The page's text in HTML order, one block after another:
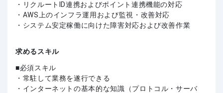
・リクルートID連携およびポイント連携機能の対応
・AWS上のインフラ運用および監視・改善対応
・システム安定稼働に向けた障害対応および改善作業
求めるスキル
必須スキル
・常駐して業務を遂行できる
・インターネットの基本的な知識（プロトコル・サーバ